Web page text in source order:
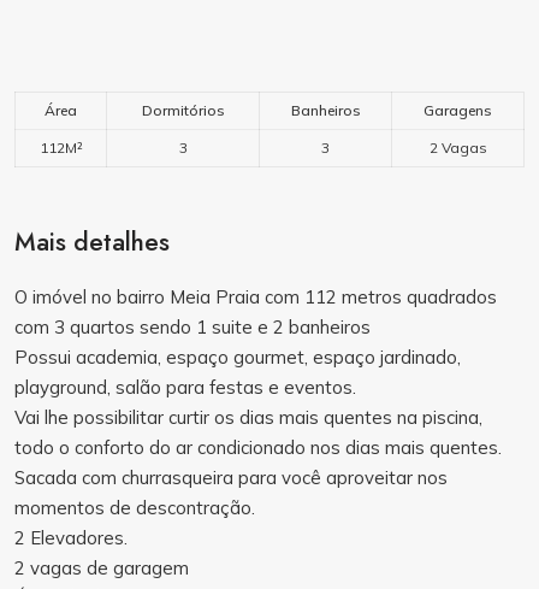
Área Dormitórios Banheiros Garagens
112M² 3 3 2 Vagas
Mais detalhes
O imóvel no bairro Meia Praia com 112 metros quadrados
com 3 quartos sendo 1 suite e 2 banheiros
Possui academia, espaço gourmet, espaço jardinado,
playground, salão para festas e eventos.
Vai lhe possibilitar curtir os dias mais quentes na piscina,
todo o conforto do ar condicionado nos dias mais quentes.
Sacada com churrasqueira para você aproveitar nos
momentos de descontração.
2 Elevadores.
2 vagas de garagem